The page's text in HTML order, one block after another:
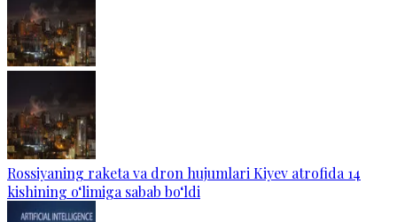
Rossiyaning raketa va dron hujumlari Kiyev atrofida 14
kishining o‘limiga sabab bo‘ldi